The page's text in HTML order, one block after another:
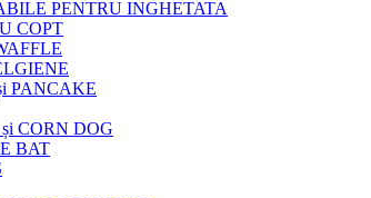
PENTRU INGHETATA
COPT
PANCAKE
CORN DOG
BAT